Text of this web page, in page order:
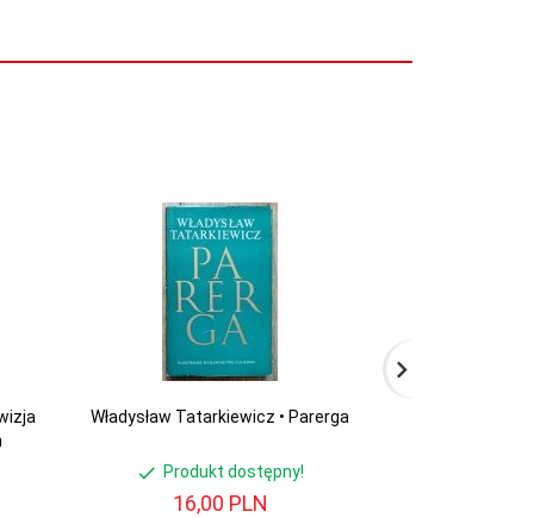
Władysław Tatarkiewicz • Parerga
Produkt dostępny!
16,00 PLN